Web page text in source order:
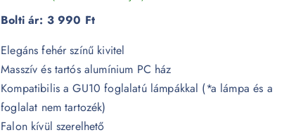
Bolti ár: 3 990 Ft
Elegáns fehér színű kivitel
Masszív és tartós alumínium PC ház
Kompatibilis a GU10 foglalatú lámpákkal (*a lámpa és a
foglalat nem tartozék)
Falon kívül szerelhető